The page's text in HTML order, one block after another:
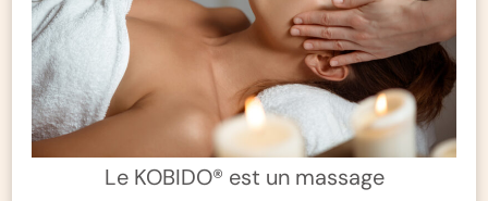
Le KOBIDO® est un massage